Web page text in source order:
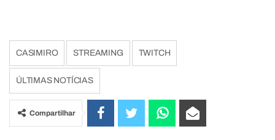
CASIMIRO STREAMING TWITCH
ÚLTIMAS NOTÍCIAS
Compartilhar